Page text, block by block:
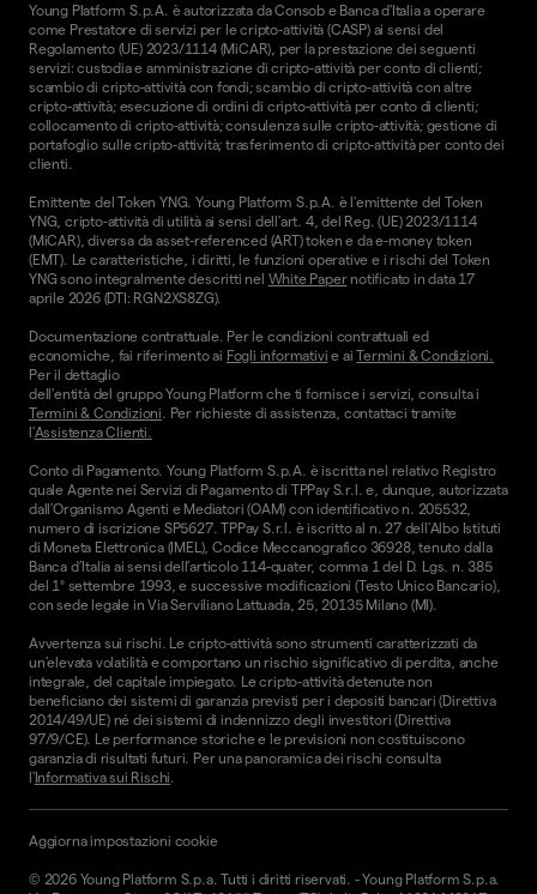
Young Platform S.p.A. è autorizzata da Consob e Banca d'Italia a operare
come Prestatore di servizi per le cripto-attività (CASP) ai sensi del
Regolamento (UE) 2023/1114 (MiCAR), per la prestazione dei seguenti
servizi: custodia e amministrazione di cripto-attività per conto di clienti;
scambio di cripto-attività con fondi; scambio di cripto-attività con altre
cripto-attività; esecuzione di ordini di cripto-attività per conto di clienti;
collocamento di cripto-attività; consulenza sulle cripto-attività; gestione di
portafoglio sulle cripto-attività; trasferimento di cripto-attività per conto dei
clienti.
Emittente del Token YNG. Young Platform S.p.A. è l'emittente del Token
YNG, cripto-attività di utilità ai sensi dell'art. 4, del Reg. (UE) 2023/1114
(MiCAR), diversa da asset-referenced (ART) token e da e-money token
(EMT). Le caratteristiche, i diritti, le funzioni operative e i rischi del Token
YNG sono integralmente descritti nel White Papernotificato in data 17
aprile 2026 (DTI: RGN2XS8ZG).
Documentazione contrattuale. Per le condizioni contrattuali ed
economiche, fai riferimento ai Fogli informativi e aiTermini & Condizioni.
Per il dettaglio
dell'entità del gruppo Young Platform che ti fornisce i servizi, consulta i
Termini & Condizioni. Per richieste di assistenza, contattaci tramite
l'Assistenza Clienti.
Conto di Pagamento. Young Platform S.p.A. è iscritta nel relativo Registro
quale Agente nei Servizi di Pagamento di TPPay S.r.l. e, dunque, autorizzata
dall’Organismo Agenti e Mediatori (OAM) con identificativo n. 205532,
numero di iscrizione SP5627. TPPay S.r.l. è iscritto al n. 27 dell’Albo Istituti
di Moneta Elettronica (IMEL), Codice Meccanografico 36928, tenuto dalla
Banca d’Italia ai sensi dell’articolo 114-quater, comma 1 del D. Lgs. n. 385
del 1° settembre 1993, e successive modificazioni (Testo Unico Bancario),
con sede legale in Via Serviliano Lattuada, 25, 20135 Milano (MI).
Avvertenza sui rischi. Le cripto-attività sono strumenti caratterizzati da
un'elevata volatilità e comportano un rischio significativo di perdita, anche
integrale, del capitale impiegato. Le cripto-attività detenute non
beneficiano dei sistemi di garanzia previsti per i depositi bancari (Direttiva
2014/49/UE) né dei sistemi di indennizzo degli investitori (Direttiva
97/9/CE). Le performance storiche e le previsioni non costituiscono
garanzia di risultati futuri. Per una panoramica dei rischi consulta
l'Informativa sui Rischi.
© 2026 Young Platform S.p.a. Tutti i diritti riservati. -Young Platform S.p.a.
Aggiorna impostazioni cookie